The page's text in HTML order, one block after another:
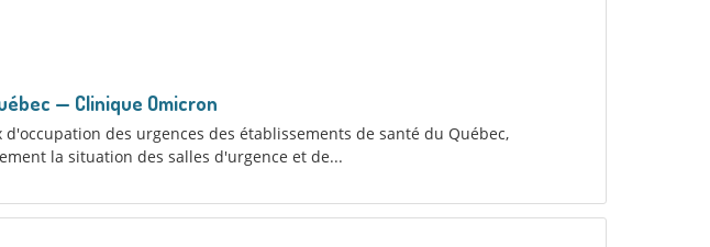
— Clinique Omicron
des urgences des établissements de santé du Québec,
la situation des salles d'urgence et de...